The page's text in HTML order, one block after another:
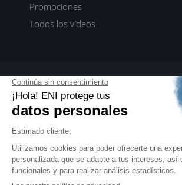
Promociones
Todos los vídeos
ENI elearning
E-formaciones en 5 idiomas
Manuales para profesionales de la formación
EDITIONS ENI